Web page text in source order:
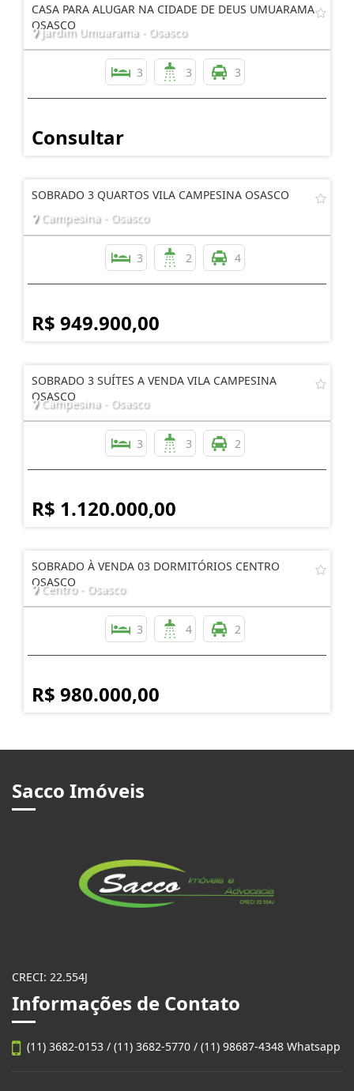
CASA PARA ALUGAR NA CIDADE DE DEUS UMUARAMA
OSASCO
Jardim Umuarama - Osasco
3 3 3
Consultar
SOBRADO 3 QUARTOS VILA CAMPESINA OSASCO
Campesina - Osasco
3 2 4
R$ 949.900,00
SOBRADO 3 SUÍTES A VENDA VILA CAMPESINA
OSASCO
Campesina - Osasco
3 3 2
R$ 1.120.000,00
SOBRADO À VENDA 03 DORMITÓRIOS CENTRO
OSASCO
Centro - Osasco
3 4 2
R$ 980.000,00
Sacco Imóveis
CRECI: 22.554J
Informações de Contato
(11) 3682-0153 / (11) 3682-5770 / (11) 98687-4348 Whatsapp